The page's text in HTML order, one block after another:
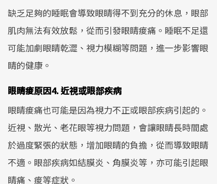
缺乏足夠的睡眠會導致眼睛得不到充分的休息，眼部
肌肉無法有效放鬆，從而引發眼睛痠痛。睡眠不足還
可能加劇眼睛乾澀、視力模糊等問題，進一步影響眼
睛的健康。
眼睛痠原因4. 近視或眼部疾病
眼睛痠痛也可能是因為視力不正或眼部疾病引起的。
近視、散光、老花眼等視力問題，會讓眼睛長時間處
於過度緊張的狀態，增加眼睛的負擔，從而導致眼睛
不適。眼部疾病如結膜炎、角膜炎等，亦可能引起眼
睛痛、痠等症狀。